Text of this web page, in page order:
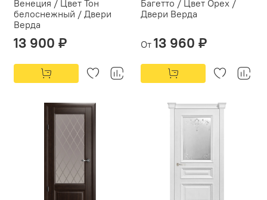
Венеция / Цвет Тон
белоснежный / Двери
Верда
13 900 ₽
Багетто / Цвет Орех /
Двери Верда
От 13 960 ₽